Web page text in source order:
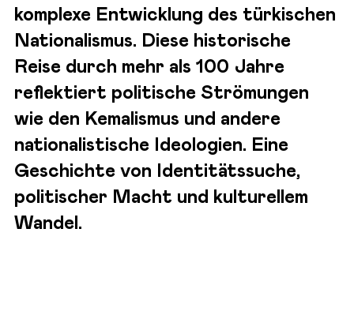
komplexe Entwicklung des türkischen
Nationalismus. Diese historische
Reise durch mehr als 100 Jahre
reflektiert politische Strömungen
wie den Kemalismus und andere
nationalistische Ideologien. Eine
Geschichte von Identitätssuche,
politischer Macht und kulturellem
Wandel.